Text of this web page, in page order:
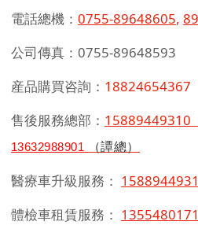
電話總機： 0755-89648605,
公司傳真：0755-89648593
産品購買咨詢： 18824654367
售後服務總部： 15889449310
13632988901 （譚總）
醫療車升級服務：
體檢車租賃服務：